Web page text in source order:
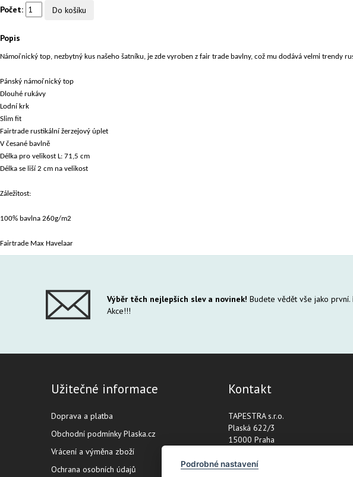
Počet:
Popis
Námořnický top, nezbytný kus našeho šatníku, je zde vyroben z fair trade bavlny, což mu dodává velmi trendy
Pánský námořnický top
Dlouhé rukávy
Lodní krk
Slim fit
Fairtrade rustikální žerzejový úplet
V česané bavlně
Délka pro velikost L: 71,5 cm
Délka se liší 2 cm na velikost
Záležitost:
100% bavlna 260g/m2
Fairtrade Max Havelaar
Výběr těch nejlepších slev a novinek! Budete vědět vše jako první.
Akce!!!
Užitečné informace
Doprava a platba
Obchodní podmínky Plaska.cz
Vrácení a výměna zboží
Ochrana osobních údajů
Kontakt
TAPESTRA s.r.o.
Plaská 622/3
15000 Praha
IČ: 02255715
Podrobné nastavení